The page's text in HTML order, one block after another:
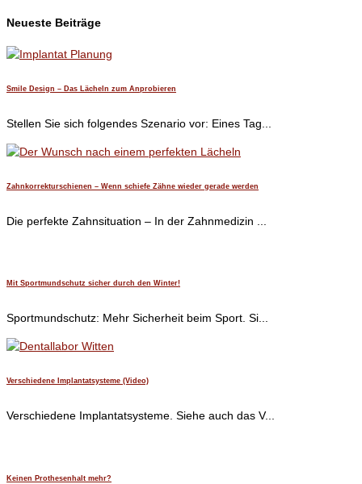
Neueste Beiträge
Smile Design – Das Lächeln zum Anprobieren
Stellen Sie sich folgendes Szenario vor: Eines Tag...
Zahnkorrekturschienen – Wenn schiefe Zähne wieder gerade werden
Die perfekte Zahnsituation – In der Zahnmedizin ...
Mit Sportmundschutz sicher durch den Winter!
Sportmundschutz: Mehr Sicherheit beim Sport. Si...
Verschiedene Implantatsysteme (Video)
Verschiedene Implantatsysteme. Siehe auch das V...
Keinen Prothesenhalt mehr?